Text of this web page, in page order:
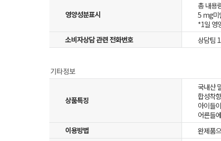
영양성분표시
총 내용
5 mg미
*1일 영
소비자상담 관련 전화번호
상담팀
상품특징
국내산
합성착
아이들
어른들
이용방법
완제품